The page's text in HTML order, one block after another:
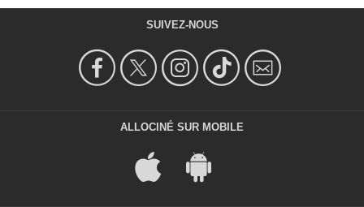
SUIVEZ-NOUS
ALLOCINÉ SUR MOBILE